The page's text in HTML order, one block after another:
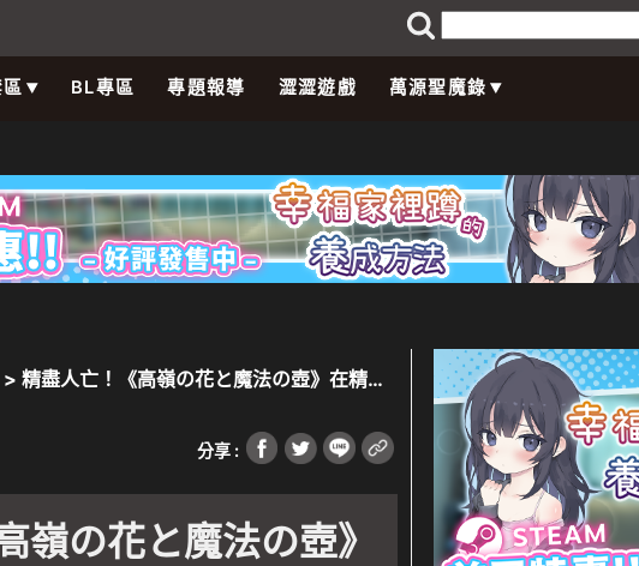
BL專區 專題報導 澀澀遊戲 萬源聖魔錄
精盡人亡！《高嶺の花と魔法の壺》在精靈
分享 :
嶺の花と魔法の壺》